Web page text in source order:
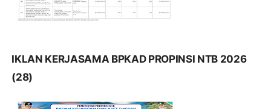
IKLAN KERJASAMA BPKAD PROPINSI NTB 2026
(28)